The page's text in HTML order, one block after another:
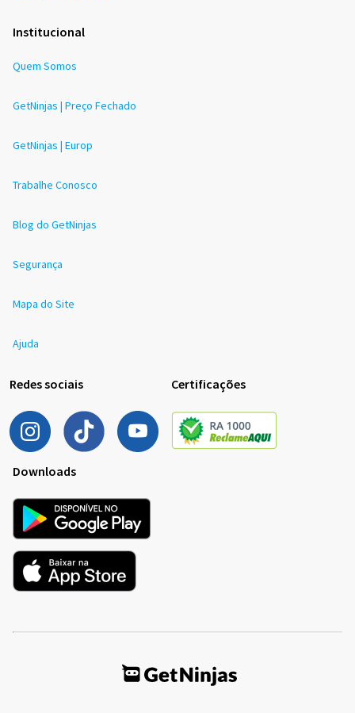
Institucional
Quem Somos
GetNinjas | Preço Fechado
GetNinjas | Europ
Trabalhe Conosco
Blog do GetNinjas
Segurança
Mapa do Site
Ajuda
Redes sociais Certificações
Downloads